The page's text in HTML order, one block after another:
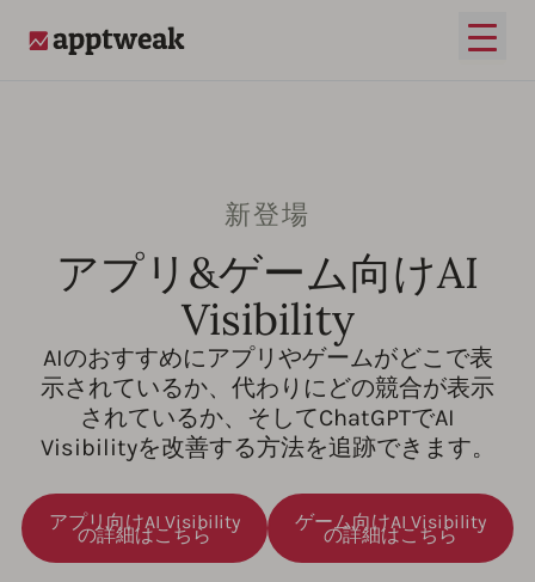
メイ
新登場
アプリ&ゲーム向けAI
Visibility
AIのおすすめにアプリやゲームがどこで表
示されているか、代わりにどの競合が表示
されているか、そしてChatGPTでAI
Visibilityを改善する方法を追跡できます。
アプリ向けAI Visibility
の詳細はこちら
ゲーム向けAI Visibility
の詳細はこちら